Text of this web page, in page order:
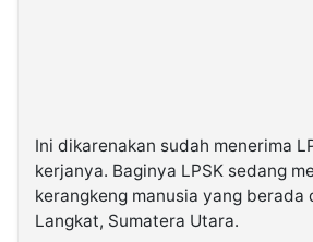
Ini dikarenakan sudah menerima
kerjanya. Baginya LPSK sedang
kerangkeng manusia yang berada
Langkat, Sumatera Utara.